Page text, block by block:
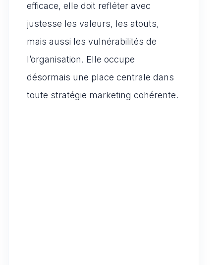
efficace, elle doit refléter avec
justesse les valeurs, les atouts,
mais aussi les vulnérabilités de
l’organisation. Elle occupe
désormais une place centrale dans
toute stratégie marketing cohérente.